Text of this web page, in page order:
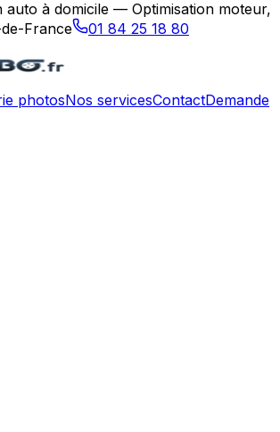
auto à domicile — Optimisation moteur,
France
01 84 25 18 80
photosNos servicesContactDemande